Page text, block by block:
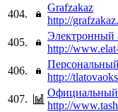
404.
Grafzakaz
http://
405.
Электронный
http://
406.
http://
407.
http://